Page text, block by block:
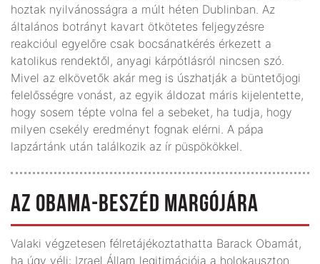
hoztak nyilvánosságra a múlt héten Dublinban. Az
általános botrányt kavart ötkötetes feljegyzésre
reakcióul egyelőre csak bocsánatkérés érkezett a
katolikus rendektől, anyagi kárpótlásról nincsen szó.
Mivel az elkövetők akár meg is úszhatják a büntetőjogi
felelősségre vonást, az egyik áldozat máris kijelentette,
hogy sosem tépte volna fel a sebeket, ha tudja, hogy
milyen csekély eredményt fognak elérni. A pápa
lapzártánk után találkozik az ír püspökökkel.
AZ OBAMA-BESZÉD MARGÓJÁRA
Valaki végzetesen félretájékoztathatta Barack Obamát,
ha úgy véli: Izrael Állam legitimációja a holokauszton